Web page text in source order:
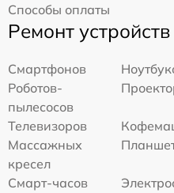
Способы оплаты
Ремонт устройств
Смартфонов
Роботов-
пылесосов
Телевизоров
Массажных
кресел
Смарт-часов